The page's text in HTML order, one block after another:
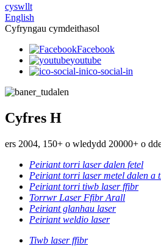
cyswllt
English
Cyfryngau cymdeithasol
Facebook
youtube
ico-social-in
Cyfres H
ers 2004, 150+ o wledydd 20000+ o
Peiriant torri laser dalen fetel
Peiriant torri laser metel dalen a
Peiriant torri tiwb laser ffibr
Torrwr Laser Ffibr Arall
Peiriant glanhau laser
Peiriant weldio laser
Tiwb laser ffibr